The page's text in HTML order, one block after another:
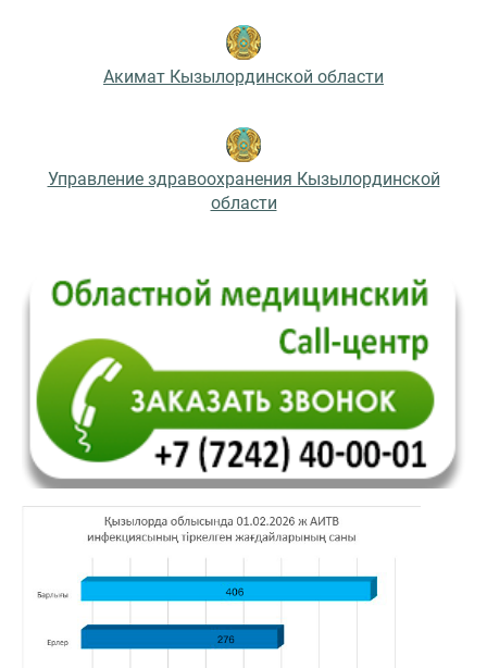
Акимат Кызылординской области
Управление здравоохранения Кызылординской
области